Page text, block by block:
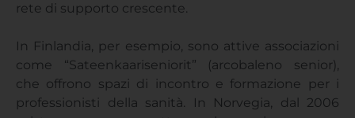
rete di supporto crescente.
In Finlandia, per esempio, sono attive associazioni
come “Sateenkaariseniorit” (arcobaleno senior),
che offrono spazi di incontro e formazione per i
professionisti della sanità. In Norvegia, dal 2006